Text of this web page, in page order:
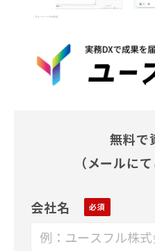
無料で
（メールに
会社名